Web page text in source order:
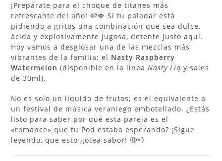
¡Prepárate para el choque de titanes más
refrescante del año! 🍉🍓 Si tu paladar está
pidiendo a gritos una combinación que sea dulce,
ácida y explosivamente jugosa, detente justo aquí.
Hoy vamos a desglosar una de las mezclas más
vibrantes de la familia: el Nasty Raspberry
Watermelon (disponible en la líneaNasty Liq y sales
de 30ml).
No es solo un líquido de frutas; es el equivalente a
un festival de música veraniego embotellado. ¿Estás
listo para saber por qué esta pareja es el
«romance» que tu Pod estaba esperando? ¡Sigue
leyendo, que esto gotea sabor! 🤤💨